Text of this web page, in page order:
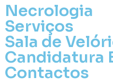
Necrologia
Serviços
Sala de
Candidatura
Contactos
Pague mais tarde